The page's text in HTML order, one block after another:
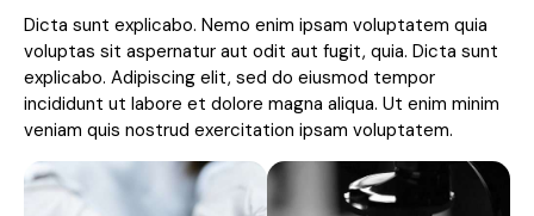
Dicta sunt explicabo. Nemo enim ipsam voluptatem quia
voluptas sit aspernatur aut odit aut fugit, quia. Dicta sunt
explicabo. Adipiscing elit, sed do eiusmod tempor
incididunt ut labore et dolore magna aliqua. Ut enim minim
veniam quis nostrud exercitation ipsam voluptatem.